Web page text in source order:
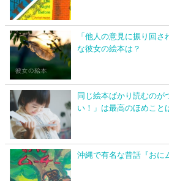
「他人の意見に振り回さ
な彼女の絵本は？
同じ絵本ばかり読むの
い！」は最高のほめこと
沖縄で有名な昔話『おに